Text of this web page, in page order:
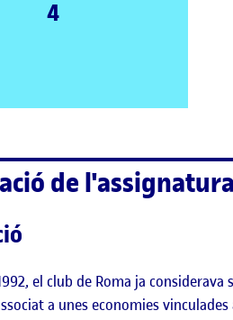
4
de l'assignatura
el club de Roma ja
a unes economies